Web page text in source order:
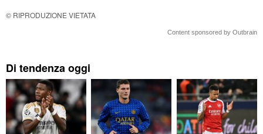
© RIPRODUZIONE VIETATA
Content sponsored by Outbrain
Di tendenza oggi